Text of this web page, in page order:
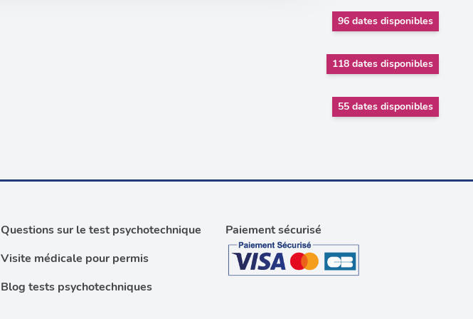
96 dates disponibles
118 dates disponibles
55 dates disponibles
Questions sur le test psychotechnique
Visite médicale pour permis
Blog tests psychotechniques
Paiement sécurisé